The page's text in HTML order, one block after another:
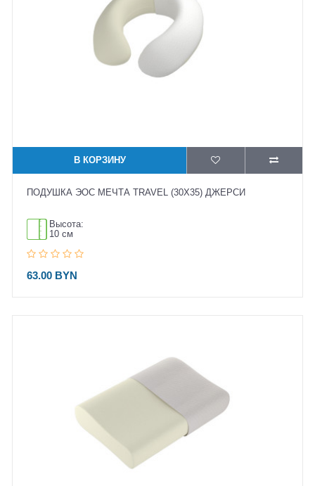
В КОРЗИНУ
ПОДУШКА ЭОС МЕЧТА TRAVEL (30X35) ДЖЕРСИ
Высота:
10 см
63.00 BYN